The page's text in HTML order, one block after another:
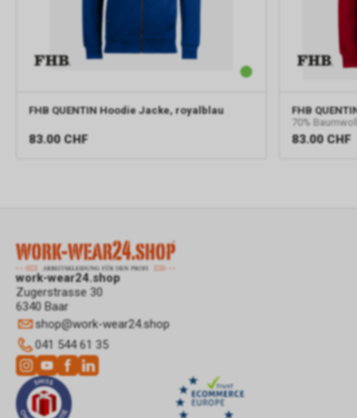
FHB QUENTIN Hoodie Jacke, royalblau
83.00 CHF
FHB
70%
83.00 CHF
work-wear24.shop
Zugerstrasse 30
6340 Baar
shop@work-wear24.shop
041 544 61 35